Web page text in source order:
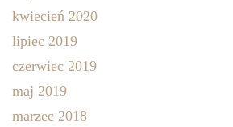
kwiecień 2020
lipiec 2019
czerwiec 2019
maj 2019
marzec 2018